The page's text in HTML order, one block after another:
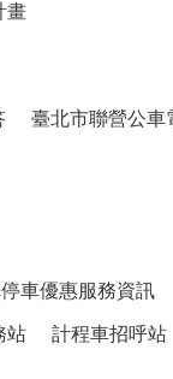
畫
臺北市聯營公車
車優惠服務資訊
站 計程車招呼站